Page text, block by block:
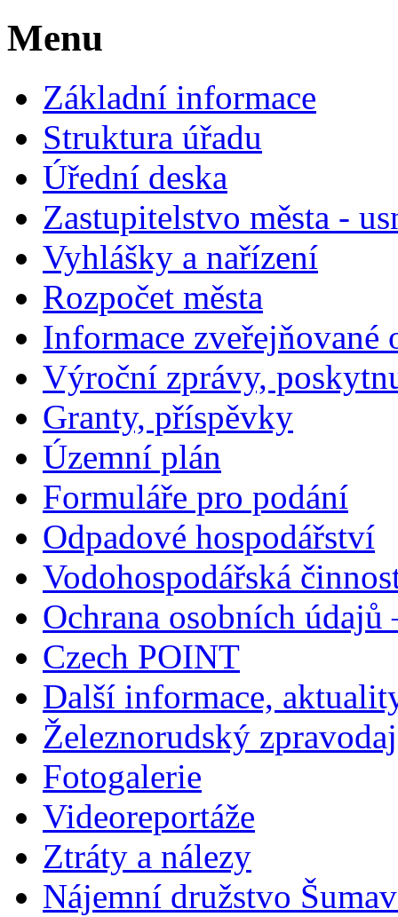
Menu
Základní informace
Struktura úřadu
Úřední deska
Zastupitelstvo města -
Vyhlášky a nařízení
Rozpočet města
Informace zveřejňované
Výroční zprávy,
Granty, příspěvky
Územní plán
Formuláře pro podání
Odpadové hospodářství
Vodohospodářská
Ochrana osobních údajů
Czech POINT
Další informace,
Železnorudský zpravodaj
Fotogalerie
Videoreportáže
Ztráty a nálezy
Nájemní družstvo